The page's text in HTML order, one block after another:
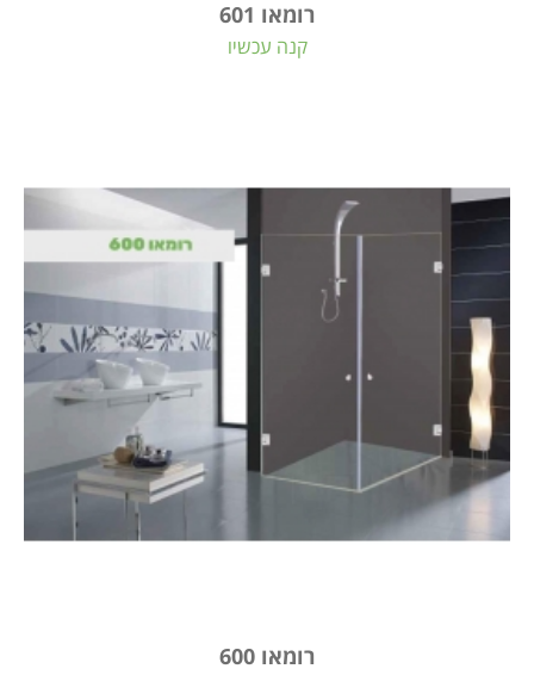
רומאו 601
קנה עכשיו
רומאו 600